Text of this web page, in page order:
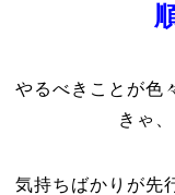
やるべきことが色
きゃ
気持ちばかりが先